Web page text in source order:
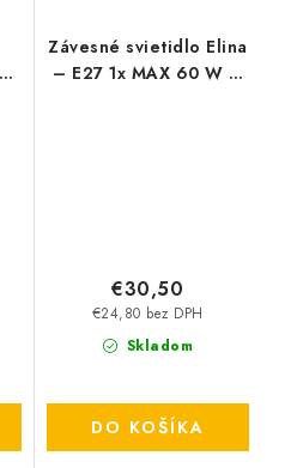
Závesné svietidlo Elina
– E27 1x MAX 60 W –
Skladom
€24,80 bez DPH
€30,50
DO KOŠÍKA